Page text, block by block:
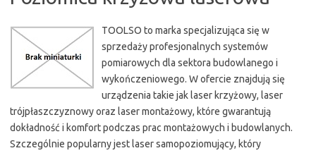
TOOLSO to marka specjalizująca się w
sprzedaży profesjonalnych systemów
pomiarowych dla sektora budowlanego i
wykończeniowego. W ofercie znajdują się
urządzenia takie jak laser krzyżowy, laser
trójpłaszczyznowy oraz laser montażowy, które gwarantują
dokładność i komfort podczas prac montażowych i budowlanych.
Szczególnie popularny jest laser samopoziomujący, który